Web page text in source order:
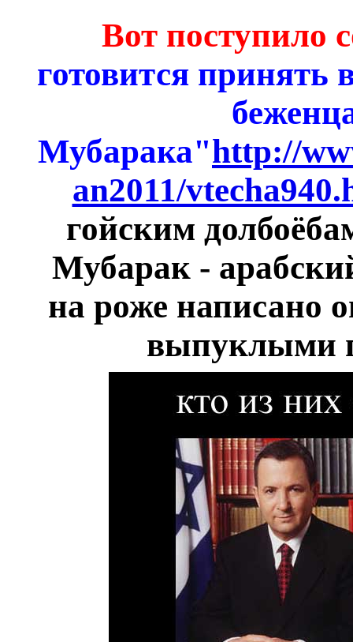
Вот поступило
готовится принять
Мубарака"http://
an2011/
гойским
Мубарак -
на роже написано
выпуклыми